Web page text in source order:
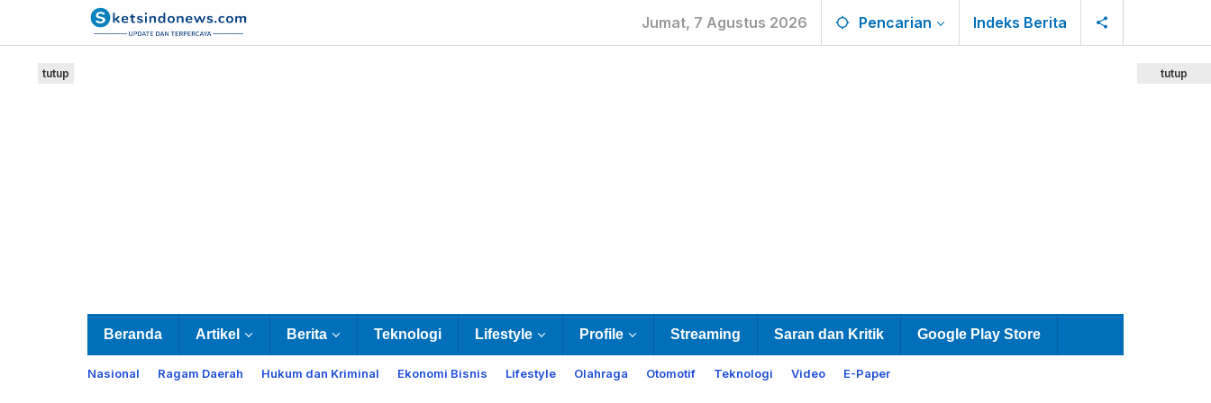
Jumat, 7 Agustus 2026 Pencarian Indeks Berita
Beranda Artikel Berita Teknologi Lifestyle Profile Streaming Saran dan Kritik Google Play Store
Nasional Ragam Daerah Hukum dan Kriminal Ekonomi Bisnis Lifestyle Olahraga Otomotif Teknologi Video E-Paper
tutup tutup